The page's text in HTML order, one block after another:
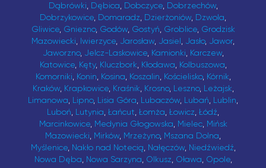
Dąbrówki, Dębica, Dobczyce, Dobrzechów,
Dobrzykowice, Domaradz, Dzierżoniów, Dzwola,
Gliwice, Gniezno, Godów, Gostyń, Groblice, Grodzisk
Mazowiecki, Iwierzyce, Jarosław, Jasiel, Jasło, Jawor,
Jaworzno, Jelcz-Laskowice, Kamionki, Karczew,
Katowice, Kęty, Kluczbork, Kłodawa, Kolbuszowa,
Komorniki, Konin, Kosina, Koszalin, Kościelisko, Kórnik,
Kraków, Krapkowice, Kraśnik, Krosno, Leszno, Leżajsk,
Limanowa, Lipno, Lisia Góra, Lubaczów, Lubań, Lublin,
Luboń, Lutynia, Łańcut, Łomża, Łowicz, Łódź,
Marcinkowice, Medynia Głogowska, Mielec, Mińsk
Mazowiecki, Mirków, Mrzeżyno, Mszana Dolna,
Myślenice, Nakło nad Notecią, Nałęczów, Niedźwiedź,
Nowa Dęba, Nowa Sarzyna, Olkusz, Oława, Opole,